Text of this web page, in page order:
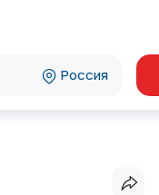
Россия